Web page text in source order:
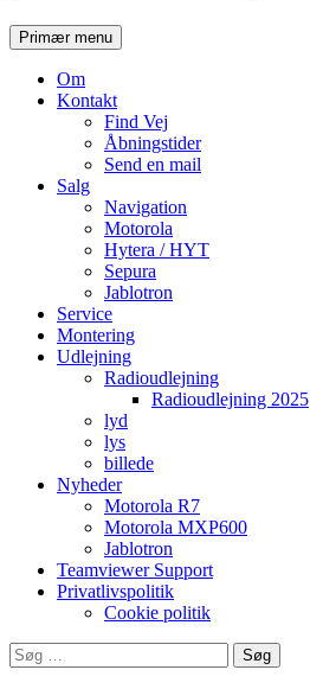
SøgPrimær menu
Om
Kontakt
Find Vej
Åbningstider
Send en mail
Salg
Navigation
Motorola
Hytera / HYT
Sepura
Jablotron
Service
Montering
Udlejning
Radioudlejning
Radioudlejning 2025
lyd
lys
billede
Nyheder
Motorola R7
Motorola MXP600
Jablotron
Teamviewer Support
Privatlivspolitik
Cookie politik
Søg
efter: